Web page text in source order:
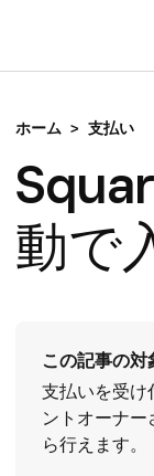
ホーム > 支払い
動で
この記事の対
支払いを受け
ントオーナー
ら行えます。